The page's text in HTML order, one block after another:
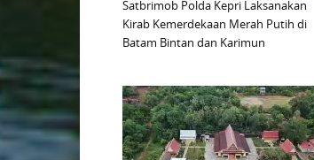
Satbrimob Polda Kepri Laksanakan
Kirab Kemerdekaan Merah Putih di
Batam Bintan dan Karimun